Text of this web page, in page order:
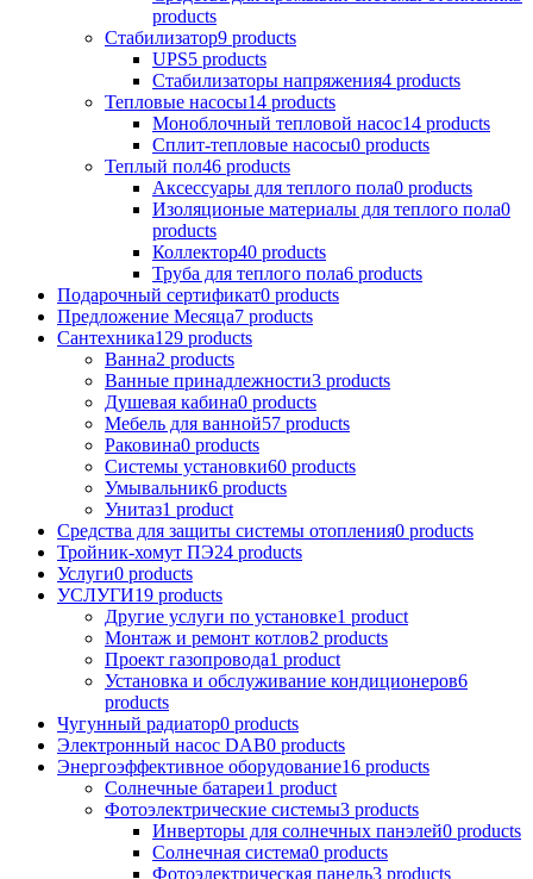
products
Стабилизатор9 products
UPS5 products
Стабилизаторы напряжения4 products
Тепловые насосы14 products
Моноблочный тепловой насос14 products
Сплит-тепловые насосы0 products
Теплый пол46 products
Аксессуары для теплого пола0 products
Изоляционые материалы для теплого пола0
products
Коллектор40 products
Труба для теплого пола6 products
Подарочный сертификат0 products
Предложение Месяца7 products
Сантехника129 products
Ванна2 products
Ванные принадлежности3 products
Душевая кабина0 products
Мебель для ванной57 products
Раковина0 products
Системы установки60 products
Умывальник6 products
Унитаз1 product
Средства для защиты системы отопления0 products
Тройник-хомут ПЭ24 products
Услуги0 products
УСЛУГИ19 products
Другие услуги по установке1 product
Монтаж и ремонт котлов2 products
Проект газопровода1 product
Установка и обслуживание кондиционеров6
products
Чугунный радиатор0 products
Электронный насос DAB0 products
Энергоэффективное оборудование16 products
Солнечные батареи1 product
Фотоэлектрические системы3 products
Инверторы для солнечных панэлей0 products
Солнечная система0 products
Фотоэлектрическая панель3 products